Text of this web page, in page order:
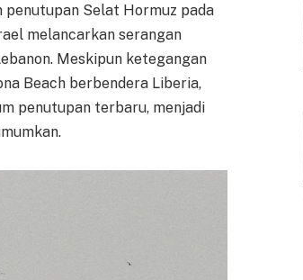
penutupan Selat Hormuz pada
melancarkan serangan
Meskipun ketegangan
Beach berbendera Liberia,
penutupan terbaru, menjadi